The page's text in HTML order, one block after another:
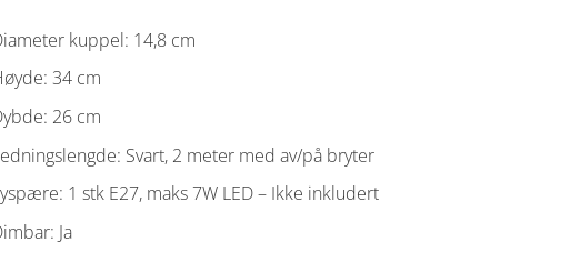
kuppel: 14,8 cm
34 cm
26 cm
Svart, 2 meter med av/på bryter
1 stk E27, maks 7W LED – Ikke inkludert
Ja